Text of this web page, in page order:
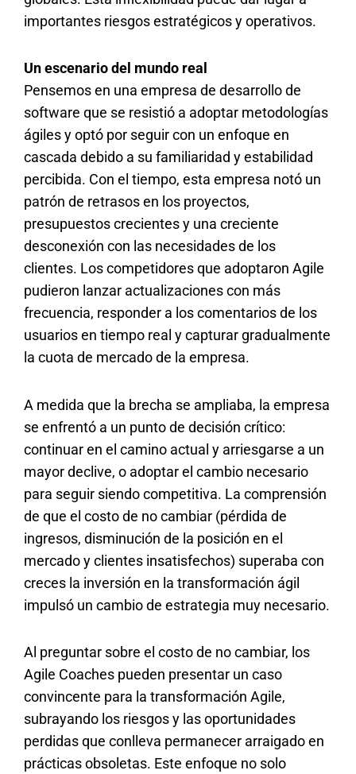
importantes riesgos estratégicos y operativos.
Un escenario del mundo real
Pensemos en una empresa de desarrollo de
software que se resistió a adoptar metodologías
ágiles y optó por seguir con un enfoque en
cascada debido a su familiaridad y estabilidad
percibida. Con el tiempo, esta empresa notó un
patrón de retrasos en los proyectos,
presupuestos crecientes y una creciente
desconexión con las necesidades de los
clientes. Los competidores que adoptaron Agile
pudieron lanzar actualizaciones con más
frecuencia, responder a los comentarios de los
usuarios en tiempo real y capturar gradualmente
la cuota de mercado de la empresa.
A medida que la brecha se ampliaba, la empresa
se enfrentó a un punto de decisión crítico:
continuar en el camino actual y arriesgarse a un
mayor declive, o adoptar el cambio necesario
para seguir siendo competitiva. La comprensión
de que el costo de no cambiar (pérdida de
ingresos, disminución de la posición en el
mercado y clientes insatisfechos) superaba con
creces la inversión en la transformación ágil
impulsó un cambio de estrategia muy necesario.
Al preguntar sobre el costo de no cambiar, los
Agile Coaches pueden presentar un caso
convincente para la transformación Agile,
subrayando los riesgos y las oportunidades
perdidas que conlleva permanecer arraigado en
prácticas obsoletas. Este enfoque no solo